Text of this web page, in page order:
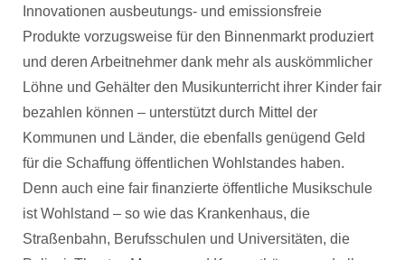
Innovationen ausbeutungs- und emissionsfreie
Produkte vorzugsweise für den Binnenmarkt produziert
und deren Arbeitnehmer dank mehr als auskömmlicher
Löhne und Gehälter den Musikunterricht ihrer Kinder fair
bezahlen können – unterstützt durch Mittel der
Kommunen und Länder, die ebenfalls genügend Geld
für die Schaffung öffentlichen Wohlstandes haben.
Denn auch eine fair finanzierte öffentliche Musikschule
ist Wohlstand – so wie das Krankenhaus, die
Straßenbahn, Berufsschulen und Universitäten, die